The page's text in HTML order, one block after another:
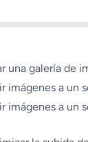
una galería de
imágenes a un
imágenes a un